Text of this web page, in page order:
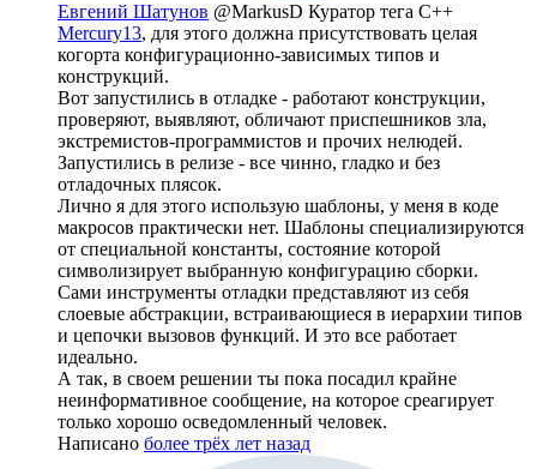
Евгений Шатунов @MarkusD Куратор тега C++
Mercury13, для этого должна присутствовать целая
когорта конфигурационно-зависимых типов и
конструкций.
Вот запустились в отладке - работают конструкции,
проверяют, выявляют, обличают приспешников зла,
экстремистов-программистов и прочих нелюдей.
Запустились в релизе - все чинно, гладко и без
отладочных плясок.
Лично я для этого использую шаблоны, у меня в коде
макросов практически нет. Шаблоны специализируются
от специальной константы, состояние которой
символизирует выбранную конфигурацию сборки.
Сами инструменты отладки представляют из себя
слоевые абстракции, встраивающиеся в иерархии типов
и цепочки вызовов функций. И это все работает
идеально.
А так, в своем решении ты пока посадил крайне
неинформативное сообщение, на которое среагирует
только хорошо осведомленный человек.
Написано более трёх лет назад